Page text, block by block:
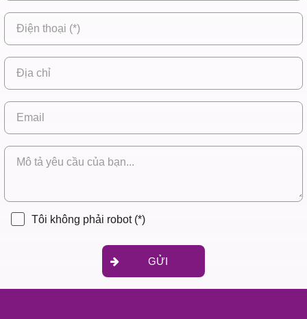
GỬI
Tôi không phải robot (*)